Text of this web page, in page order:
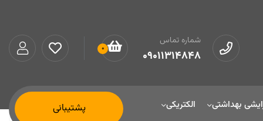
شماره تماس
09011314848
0
بهداشتی الکتریکی پشتیبانی